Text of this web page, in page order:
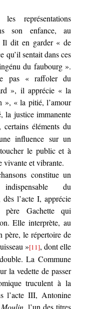
représentations
son enfance, au
Il dit en garder « de
qu’il sentait dans ces
du faubourg ».
pas « raffoler du
», il apprécie « la
», « la pitié, l’amour
la justice immanente
certains éléments du
influence sur un
le public et à
vivante et vibrante.
constitue un
du
l’acte I, apprécie
Gachette qui
Elle interprète, au
père, le répertoire de
»[11], dont elle
La Commune
la vedette de passer
truculent à la
l’acte III, Antonine
, l’un des titres